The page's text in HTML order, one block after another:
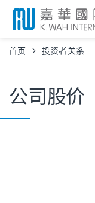
首页 投资者关系
公司股价